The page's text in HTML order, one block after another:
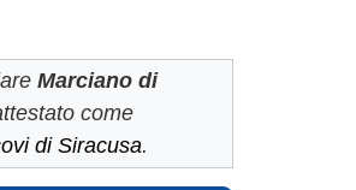
Marciano di
come
di Siracusa.